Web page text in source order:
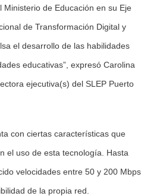
Ministerio de Educación en su Eje
de Transformación Digital y
el desarrollo de las habilidades
educativas”, expresó Carolina
ejecutiva(s) del SLEP Puerto
con ciertas características que
el uso de esta tecnología. Hasta
velocidades entre 50 y 200 Mbps
de la propia red.